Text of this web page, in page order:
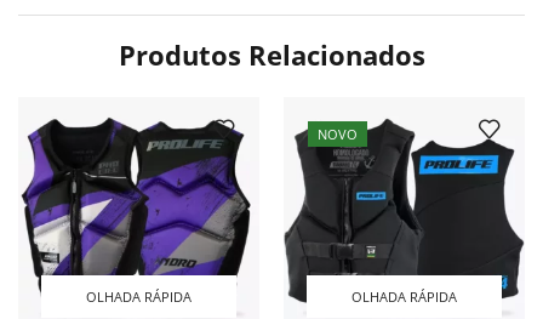
Produtos Relacionados
OLHADA RÁPIDA
NOVO
OLHADA RÁPIDA